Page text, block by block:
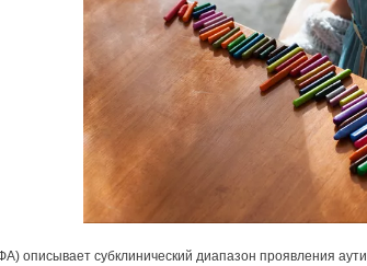
описывает субклинический диапазон проявления